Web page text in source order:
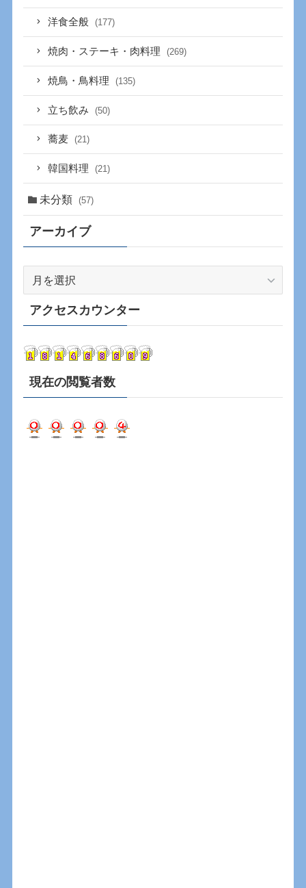
洋食全般 (177)
焼肉・ステーキ・肉料理 (269)
焼鳥・鳥料理 (135)
立ち飲み (50)
蕎麦 (21)
韓国料理 (21)
未分類 (57)
アーカイブ
カ
イ
アクセスカウンター
現在の閲覧者数